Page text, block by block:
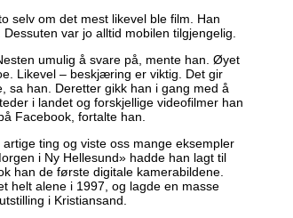
selv om det mest likevel ble film. Han
var jo alltid mobilen tilgjengelig.
umulig å svare på, mente han. Øyet
Likevel – beskjæring er viktig. Det gir
sa han. Deretter gikk han i gang med å
i landet og forskjellige videofilmer han
Facebook, fortalte han.
ting og viste oss mange eksempler
i Ny Hellesund» hadde han lagt til
han de første digitale kamerabildene.
helt alene i 1997, og lagde en masse
i Kristiansand.